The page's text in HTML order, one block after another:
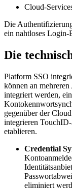
Cloud-
Die
ein nahtloses Login-
Die
Platform SSO
können an
integriert werden,
gegenüber der
integrieren
etablieren.
Credential
eliminiert